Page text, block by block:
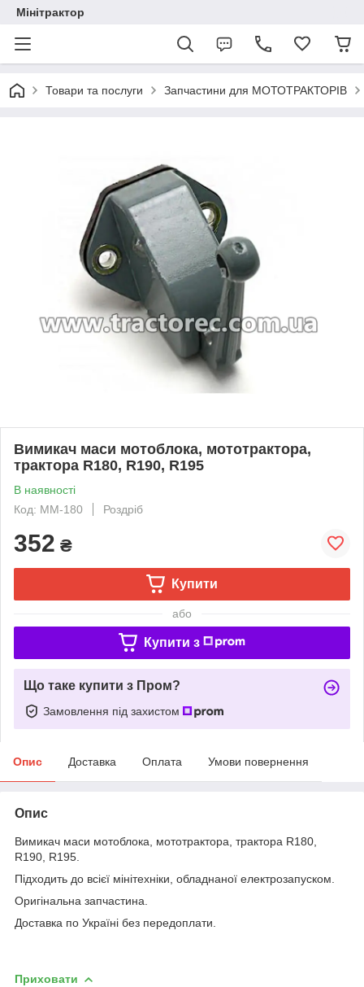
Мінітрактор
Товари та послуги Запчастини для МОТОТРАКТОРІВ
Вимикач маси мотоблока, мототрактора,
трактора R180, R190, R195
В наявності
Код: ММ-180
Роздріб
352 ₴
Купити
або
Купити з
Що таке купити з Пром?
Замовлення під захистом
Опис Доставка Оплата Умови повернення
Опис
Вимикач маси мотоблока, мототрактора, трактора R180,
R190, R195.
Підходить до всієї мінітехніки, обладнаної електрозапуском.
Оригінальна запчастина.
Доставка по Україні без передоплати.
Приховати